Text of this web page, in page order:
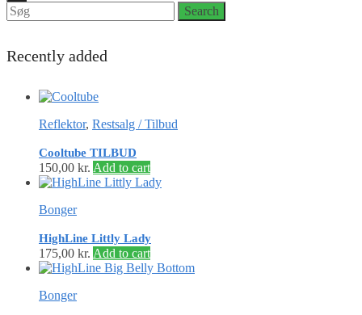
Search
for:
Search
Recently added
Reflektor, Restsalg / Tilbud
Cooltube TILBUD
150,00 kr. Add to cart
Bonger
HighLine Littly Lady
175,00 kr. Add to cart
Bonger